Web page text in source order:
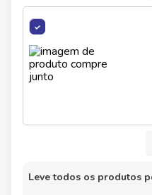
Leve todos os produtos